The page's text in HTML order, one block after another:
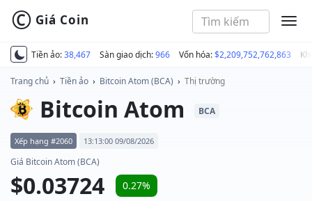
Tiền ảo:38,467 Sàn giao dịch:966 Vốn hóa:$2,209,752,762,863
© Giá Coin
Trang chủ › Tiền ảo › Bitcoin Atom (BCA) › Thị trường
Bitcoin Atom BCA
Xếp hạng #2060 13:13:00 09/08/2026
Giá Bitcoin Atom (BCA)
$0.03724
0.27%